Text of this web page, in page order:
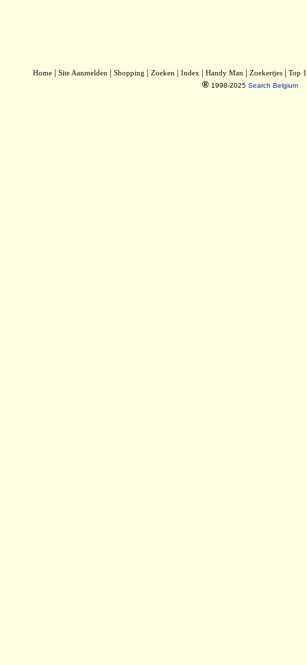
Home | Site Aanmelden | Shopping | Zoeken | Index | Handy Man | Zoekertjes | Top
® 1998-2025 Search Belgium